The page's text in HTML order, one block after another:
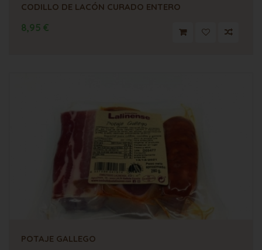
CODILLO DE LACÓN CURADO ENTERO
8,95 €
POTAJE GALLEGO